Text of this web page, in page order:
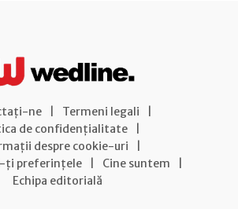
ne Termeni legali
de confidențialitate
despre cookie-uri
ți preferințele
Cine suntem
Echipa editorială